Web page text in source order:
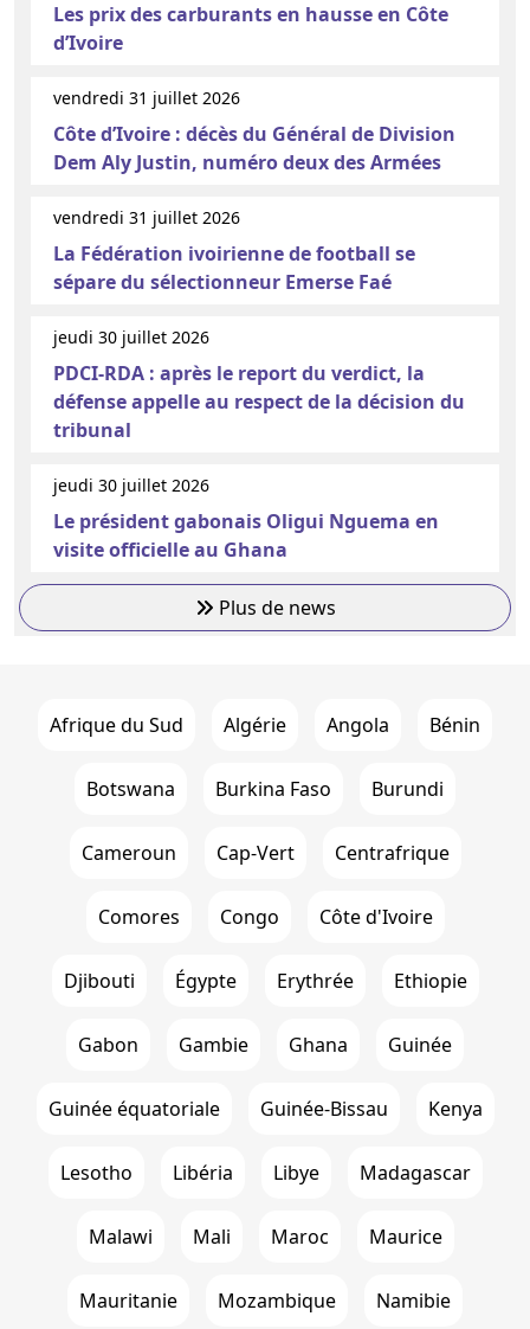
Les prix des carburants en hausse en Côte
d’Ivoire
vendredi 31 juillet 2026
Côte d’Ivoire : décès du Général de Division
Dem Aly Justin, numéro deux des Armées
vendredi 31 juillet 2026
La Fédération ivoirienne de football se
sépare du sélectionneur Emerse Faé
jeudi 30 juillet 2026
PDCI-RDA : après le report du verdict, la
défense appelle au respect de la décision du
tribunal
jeudi 30 juillet 2026
Le président gabonais Oligui Nguema en
visite officielle au Ghana
Plus de news
Afrique du Sud Algérie Angola Bénin
Botswana Burkina Faso Burundi
Cameroun Cap-Vert Centrafrique
Comores Congo Côte d'Ivoire
Djibouti Égypte Erythrée Ethiopie
Gabon Gambie Ghana Guinée
Guinée équatoriale Guinée-Bissau Kenya
Lesotho Libéria Libye Madagascar
Malawi Mali Maroc Maurice
Mauritanie Mozambique Namibie